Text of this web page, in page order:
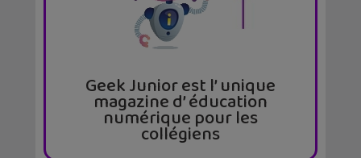
Geek Junior est l’ unique
magazine d’ éducation
numérique pour les
collégiens